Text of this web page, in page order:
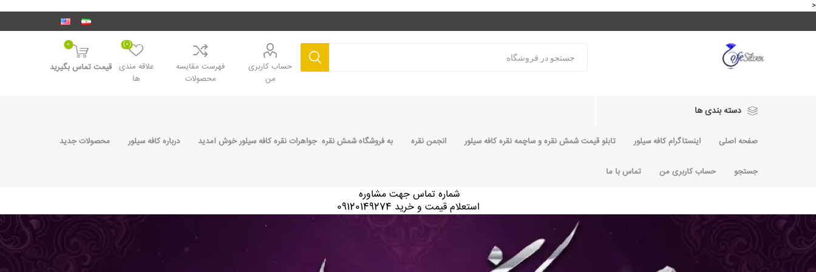
<
حساب کاربری
من
فهرست مقایسه
محصولات
علاقه مندی
ها
(0)
0
قیمت تماس بگیرید
دسته بندی ها
صفحه اصلی اینستاگرام کافه سیلور تابلو قیمت شمش نقره و ساچمه نقره کافه سیلور انجمن نقره به فروشگاه شمش نقره جواهرات نقره کافه سیلور خوش آمدید درباره کافه سیلور محصولات جدید
جستجو حساب کاربری من تماس با ما
شماره تماس جهت مشاوره
استعلام قیمت و خرید 09120149274